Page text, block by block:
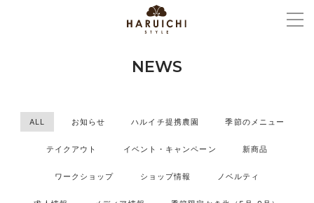
NEWS
ALL お知らせ ハルイチ提携農園 季節のメニュー
テイクアウト イベント・キャンペーン 新商品
ワークショップ ショップ情報 ノベルティ